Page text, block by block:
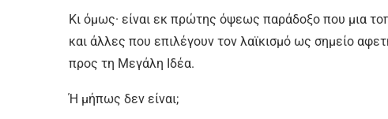
Κι όμως· είναι εκ πρώτης όψεως παράδοξο που μια
και άλλες που επιλέγουν τον λαϊκισμό ως σημείο
προς τη Μεγάλη Ιδέα.
Ή μήπως δεν είναι;